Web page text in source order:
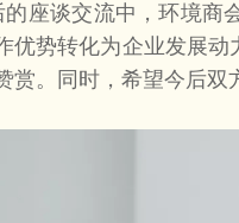
的座谈交流中，环境商
优势转化为企业发展
赏。同时，希望今后双